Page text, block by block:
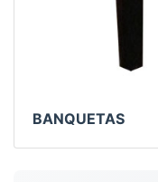
BANQUETAS